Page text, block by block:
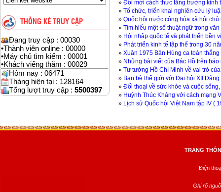
THỐNG KÊ TRUY CẬP
Đang truy cập : 00030
•Thành viên online : 00000
•Máy chủ tìm kiếm : 00001
•Khách viếng thăm : 00029
Hôm nay : 06471
Tháng hiện tại : 128164
Tổng lượt truy cập : 5500397
» Đổi mới cách thức tăng trưởng kinh
» Tổ chức, triển khai nghiên cứu lý
» Quốc hội nước cộng hòa xã hội
» Tìm hiểu một số thuật ngữ trong
» Hội nhập quốc tế và phát triển bền
» Phát triển kinh tế tập thể trong 30
» Xuân 1975 Bản Hùng ca toàn thắng
» Những bài viết của Bác Hồ trên
» Tư tưởng Hồ Chí Minh về vai trò
» Bạn bè thế giới với Đại hội XII Đảng
» Đối thoại về sức khỏe và cuộc
» Huỳnh Thúc Kháng với cách mạng
» Lịch sử Quốc hội Việt Nam tập IV (
TRANG
Điện
Ghi rõ